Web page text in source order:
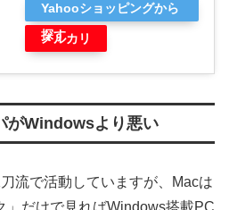
Yahooショッピングから
探す
メルカリ
がWindowsより悪い
流で活動していますが、Macは